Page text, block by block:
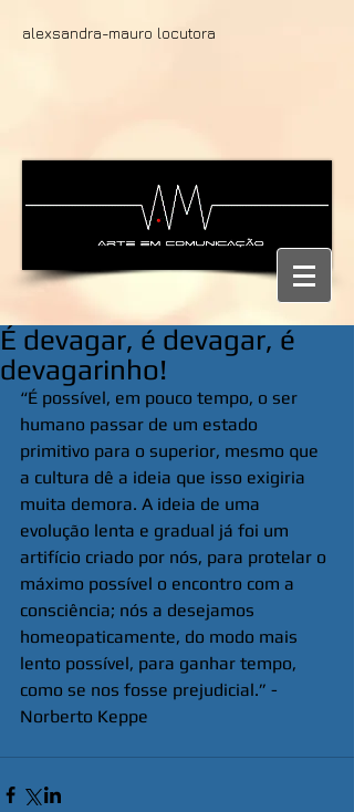
alexsandra-mauro locutora
É devagar, é devagar, é
devagarinho!
“É possível, em pouco tempo, o ser
humano passar de um estado
primitivo para o superior, mesmo que
a cultura dê a ideia que isso exigiria
muita demora. A ideia de uma
evolução lenta e gradual já foi um
artifício criado por nós, para protelar o
máximo possível o encontro com a
consciência; nós a desejamos
homeopaticamente, do modo mais
lento possível, para ganhar tempo,
como se nos fosse prejudicial.” -
Norberto Keppe